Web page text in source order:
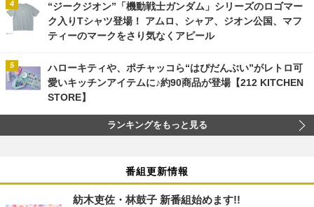
“ジークジオン”「機動戦士ガンダム」シリーズのロゴマー
ク入りTシャツ登場！ アムロ、シャア、ジオン公国、マフ
ティーのマークをさり気なくアピール
ハローキティや、ポチャッコら“はぴだんぶい”がレトロ可
愛いキッチンアイテムに♪約90商品が登場【212 KITCHEN
STORE】
ランキングをもっと見る
番組更新情報
紡木吏佐・林鼓子 新番組始めます!!